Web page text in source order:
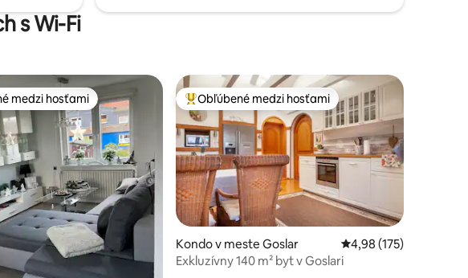
s Wi-Fi
z 5, počet hodnotení: 126
medzi hosťami
medzi hosťami Najobľúbenejšie medzi hosťami
Obľúbené medzi hosťami
Kondo v meste Goslar Priemerné
4,98 (175)
Exkluzívny 140 m² byt v Goslari